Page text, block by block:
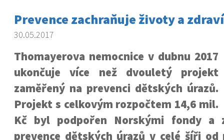
Prevence zachraňuje životy a
30.05.2017
Thomayerova nemocnice v dubnu 2017
ukončuje více než dvouletý projekt
zaměřený na prevenci dětských úrazů.
Projekt s celkovým rozpočtem 14,6 mil.
Kč byl podpořen Norskými fondy a
prevence dětských úrazů v celé šíři